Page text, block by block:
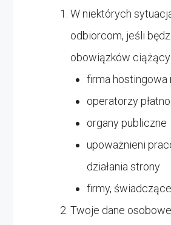
W niektórych
odbiorcom, jeśli
obowiązków
firma hostingowa
operatorzy
organy publiczne
upoważnieni
działania strony
firmy,
Twoje dane